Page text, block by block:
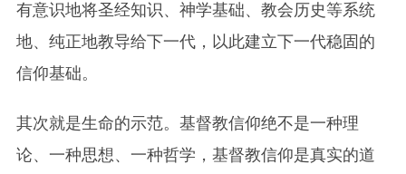
有意识地将圣经知识、神学基础、教会历史等系统
地、纯正地教导给下一代，以此建立下一代稳固的
信仰基础。
其次就是生命的示范。基督教信仰绝不是一种理
论、一种思想、一种哲学，基督教信仰是真实的道